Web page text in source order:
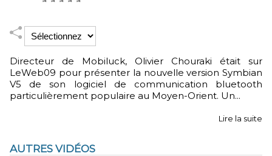
Directeur de Mobiluck, Olivier Chouraki était sur
LeWeb09 pour présenter la nouvelle version Symbian
V5 de son logiciel de communication bluetooth
particulièrement populaire au Moyen-Orient. Un...
Lire la suite
AUTRES VIDÉOS